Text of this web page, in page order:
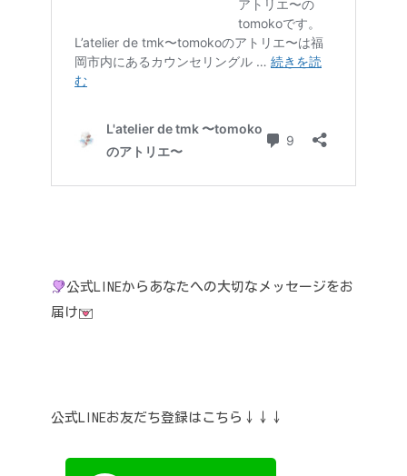
公式LINEからあなたへの大切なメッセージをお
届け
公式LINEお友だち登録はこちら↓↓↓